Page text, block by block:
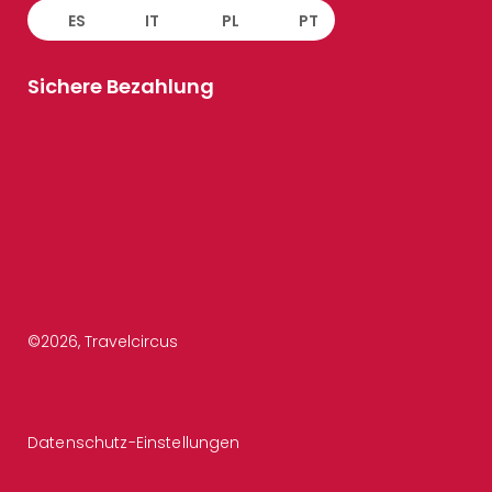
ES IT PL PT
Sichere Bezahlung
©2026, Travelcircus
Datenschutz-Einstellungen